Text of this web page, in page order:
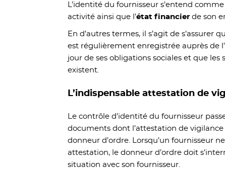
L’identité du fournisseur s’entend comme
activité ainsi que l’état financierde son
En d’autres termes, il s’agit de s’assurer
est régulièrement enregistrée auprès de
jour de ses obligations sociales et que les
existent.
L’indispensable attestation de
Le contrôle d’identité du fournisseur
documents dont l’attestation de
donneur d’ordre. Lorsqu’un fournisseur
attestation, le donneur d’ordre doit
situation avec son fournisseur.